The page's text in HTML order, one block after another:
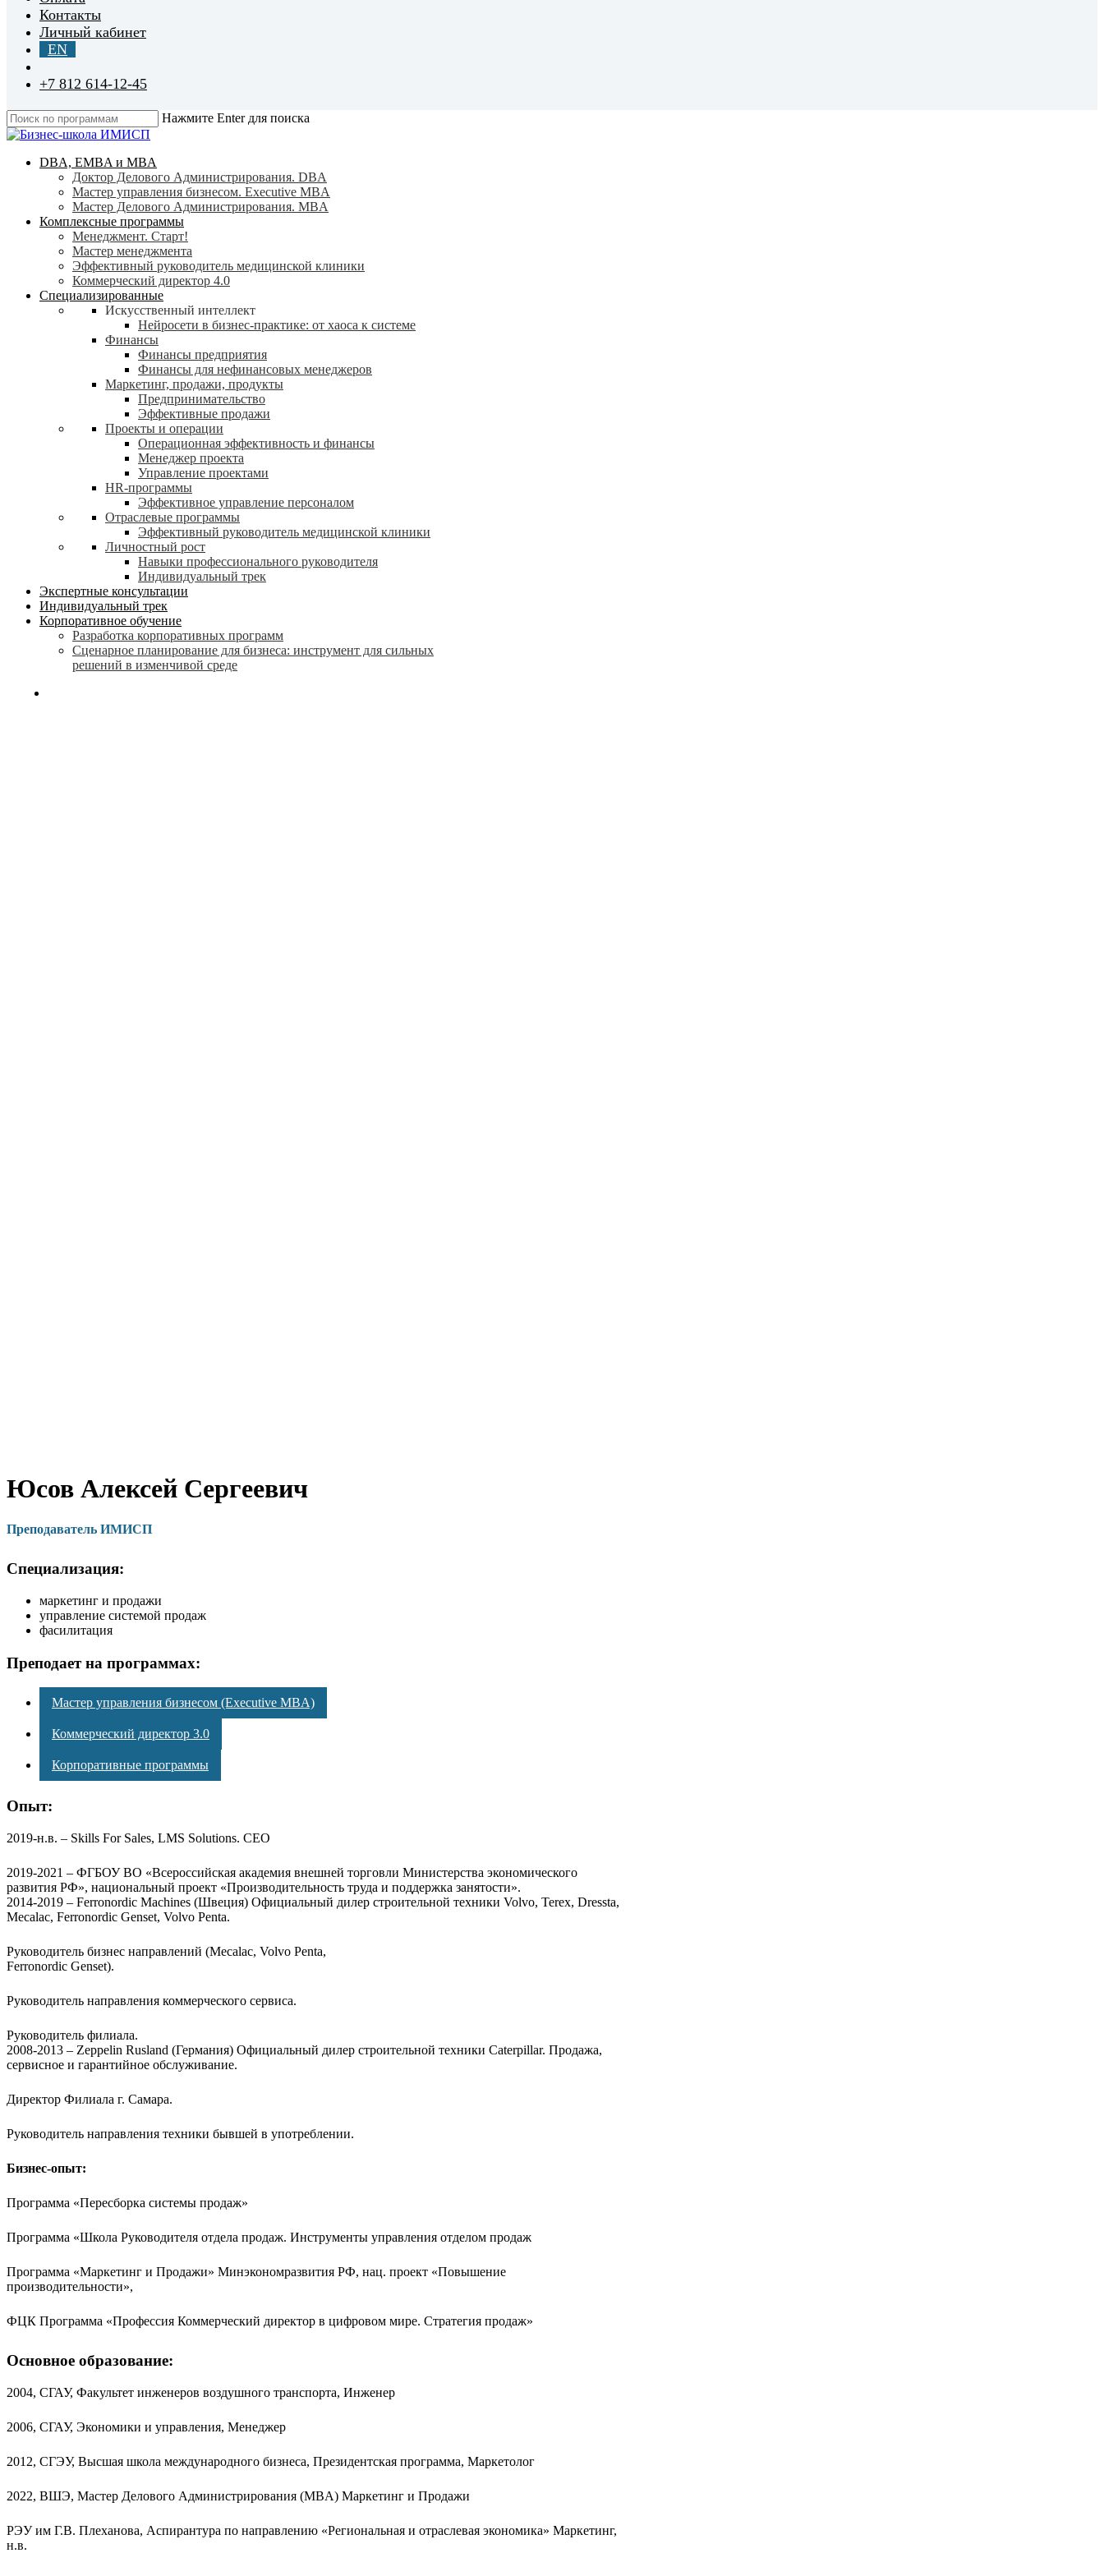
Контакты
Личный кабинет
EN
+7 812 614-12-45
Нажмите Enter для поиска
Close
search
Menu
DBA, EMBA и MBA
Доктор Делового Администрирования. DBA
Мастер управления бизнесом. Executive MBA
Мастер Делового Администрирования. MBA
Комплексные программы
Менеджмент. Старт!
Мастер менеджмента
Эффективный руководитель медицинской клиники
Коммерческий директор 4.0
Специализированные
Искусственный интеллект
Нейросети в бизнес-практике: от хаоса к системе
Финансы
Финансы предприятия
Финансы для нефинансовых менеджеров
Маркетинг, продажи, продукты
Предпринимательство
Эффективные продажи
Проекты и операции
Операционная эффективность и финансы
Менеджер проекта
Управление проектами
HR-программы
Эффективное управление персоналом
Отраслевые программы
Эффективный руководитель медицинской клиники
Личностный рост
Навыки профессионального руководителя
Индивидуальный трек
Экспертные консультации
Индивидуальный трек
Корпоративное обучение
Разработка корпоративных программ
Сценарное планирование для бизнеса: инструмент для сильных
решений в изменчивой среде
Юсов Алексей Сергеевич
Преподаватель ИМИСП
Специализация:
маркетинг и продажи
управление системой продаж
фасилитация
Преподает на программах:
Мастер управления бизнесом (Executive MBA)
Коммерческий директор 3.0
Корпоративные программы
Опыт:
2019-н.в. – Skills For Sales, LMS Solutions. CEO
2019-2021 – ФГБОУ ВО «Всероссийская академия внешней торговли Министерства экономического
развития РФ», национальный проект «Производительность труда и поддержка занятости».
2014-2019 – Ferronordic Machines (Швеция) Официальный дилер строительной техники Volvo, Terex, Dressta,
Mecalac, Ferronordic Genset, Volvo Penta.
Руководитель бизнес направлений (Mecalac, Volvo Penta,
Ferronordic Genset).
Руководитель направления коммерческого сервиса.
Руководитель филиала.
2008-2013 – Zeppelin Rusland (Германия) Официальный дилер строительной техники Caterpillar. Продажа,
сервисное и гарантийное обслуживание.
Директор Филиала г. Самара.
Руководитель направления техники бывшей в употреблении.
Бизнес-опыт:
Программа «Пересборка системы продаж»
Программа «Школа Руководителя отдела продаж. Инструменты управления отделом продаж
Программа «Маркетинг и Продажи» Минэкономразвития РФ, нац. проект «Повышение
производительности»,
ФЦК Программа «Профессия Коммерческий директор в цифровом мире. Стратегия продаж»
Основное образование:
2004, СГАУ, Факультет инженеров воздушного транспорта, Инженер
2006, СГАУ, Экономики и управления, Менеджер
2012, СГЭУ, Высшая школа международного бизнеса, Президентская программа, Маркетолог
2022, ВШЭ, Мастер Делового Администрирования (MBA) Маркетинг и Продажи
РЭУ им Г.В. Плеханова, Аспирантура по направлению «Региональная и отраслевая экономика» Маркетинг,
н.в.